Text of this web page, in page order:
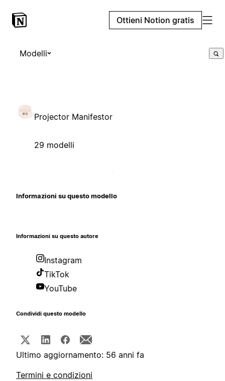
Ottieni Notion gratis
Modelli
Projector Manifestor
29 modelli
Informazioni su questo modello
Informazioni su questo autore
Instagram
TikTok
YouTube
Condividi questo modello
Ultimo aggiornamento: 56 anni fa
Termini e condizioni